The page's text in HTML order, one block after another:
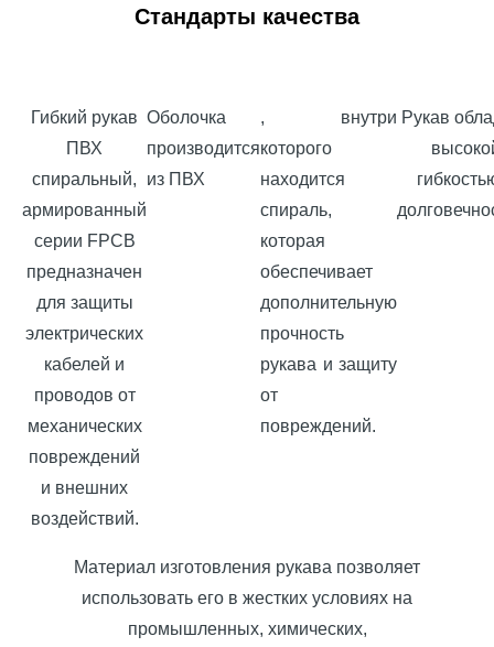
Стандарты качества
Гибкий рукав
ПВХ
спиральный,
армированный
серии FPCB
предназначен
для защиты
электрических
кабелей и
проводов от
механических
повреждений
и внешних
воздействий.
Оболочка
производится
из ПВХ
, внутри
которого
находится
спираль,
которая
обеспечивает
дополнительную
прочность
рукава и защиту
от
повреждений.
Рукав
Материал изготовления рукава позволяет
использовать его в жестких условиях на
промышленных, химических,